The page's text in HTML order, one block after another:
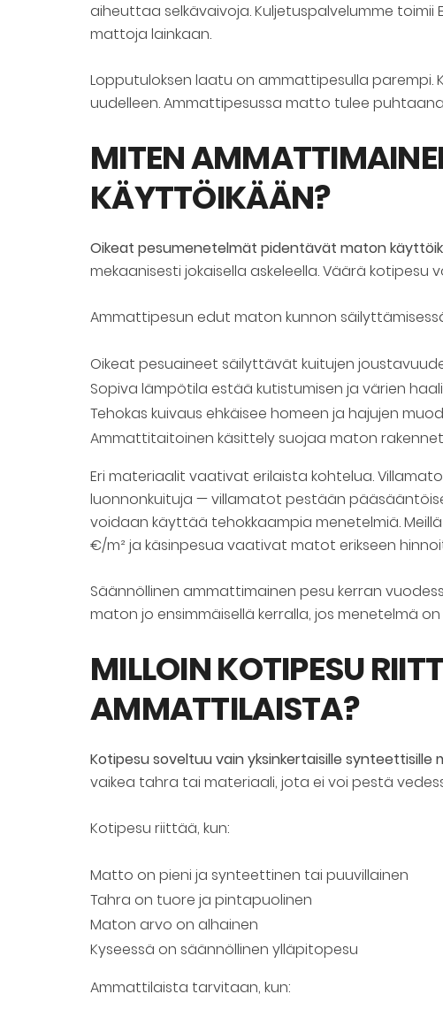
aiheuttaa selkävaivoja. Kuljetuspalvelumme toimii
mattoja lainkaan.
Lopputuloksen laatu on ammattipesulla
uudelleen. Ammattipesussa matto tulee
MITEN
KÄYTTÖIKÄÄN?
Oikeat pesumenetelmät pidentävät maton
mekaanisesti jokaisella askeleella. Väärä
Ammattipesun edut maton kunnon
Oikeat pesuaineet säilyttävät kuitujen
Sopiva lämpötila estää kutistumisen ja värien
Tehokas kuivaus ehkäisee homeen ja hajujen
Ammattitaitoinen käsittely suojaa maton
Eri materiaalit vaativat erilaista kohtelua.
luonnonkuituja — villamatot pestään
voidaan käyttää tehokkaampia menetelmiä.
€/m² ja käsinpesua vaativat matot erikseen
Säännöllinen ammattimainen pesu kerran
maton jo ensimmäisellä kerralla, jos menetelmä
MILLOIN KOTIPESU
AMMATTILAISTA?
Kotipesu soveltuu vain yksinkertaisille synteettisille
vaikea tahra tai materiaali, jota ei voi pestä
Kotipesu riittää, kun:
Matto on pieni ja synteettinen tai puuvillainen
Tahra on tuore ja pintapuolinen
Maton arvo on alhainen
Kyseessä on säännöllinen ylläpitopesu
Ammattilaista tarvitaan, kun: